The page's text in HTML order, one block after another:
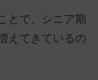
とで、シニア期
えてきているの